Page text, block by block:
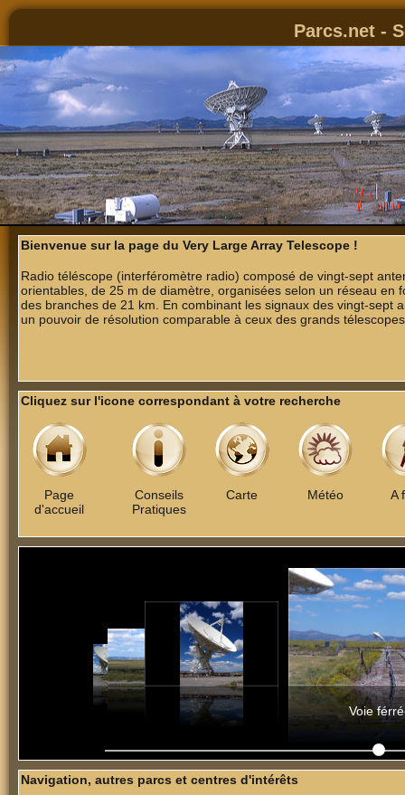
Parcs.net -
Bienvenue sur la page du Very Large Array Telescope !
Radio téléscope (interféromètre radio) composé de vingt-sept
orientables, de 25 m de diamètre, organisées selon un réseau en
des branches de 21 km. En combinant les signaux des vingt-sept
un pouvoir de résolution comparable à ceux des grands
Cliquez sur l'icone correspondant à votre recherche
Conseils
Pratiques
Carte Météo A
Page
d'accueil
Voie
Navigation, autres parcs et centres d'intérêts